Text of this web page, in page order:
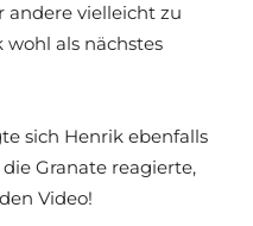
andere vielleicht zu
als nächstes
sich Henrik ebenfalls
Granate reagierte,
Video!